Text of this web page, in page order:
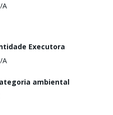
A
Executora
A
ambiental